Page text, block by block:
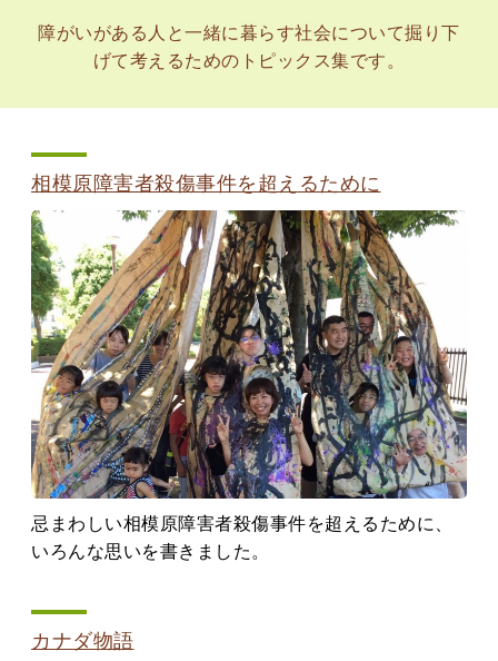
障がいがある人と一緒に暮らす社会について掘り下
げて考えるためのトピックス集です。
相模原障害者殺傷事件を超えるために
忌まわしい相模原障害者殺傷事件を超えるために、
いろんな思いを書きました。
カナダ物語